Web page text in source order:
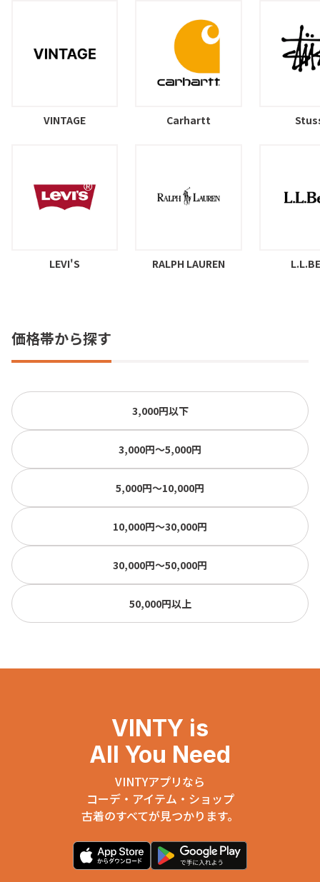
VINTAGE Carhartt
LEVI'S RALPH LAUREN
価格帯から探す
3,000円以下
3,000円〜5,000円
5,000円〜10,000円
10,000円〜30,000円
30,000円〜50,000円
50,000円以上
VINTY is
All You Need
VINTYアプリなら
コーデ・アイテム・ショップ
古着のすべてが見つかります。